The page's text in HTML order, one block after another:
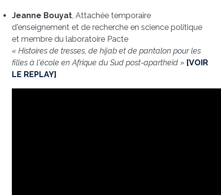
Jeanne Bouyat, Attachée temporaire
d'enseignement et de recherche en science politique
et membre du laboratoire Pacte
« Histoires de tresses, de hijab et de pantalon pour les
filles à l'école en Afrique du Sud post-apartheid » [VOIR
LE REPLAY]